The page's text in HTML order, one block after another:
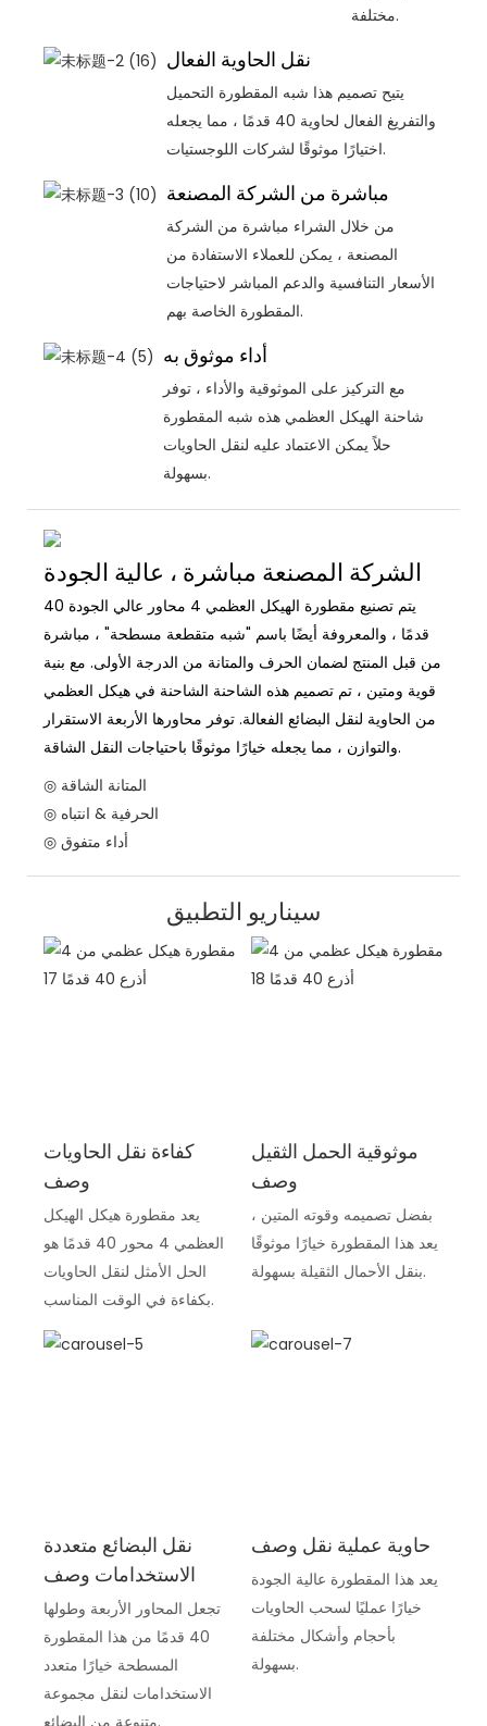
مختلفة.
نقل الحاوية الفعال
يتيح تصميم هذا شبه المقطورة التحميل
والتفريغ الفعال لحاوية 40 قدمًا ، مما يجعله
اختيارًا موثوقًا لشركات اللوجستيات.
مباشرة من الشركة المصنعة
من خلال الشراء مباشرة من الشركة
المصنعة ، يمكن للعملاء الاستفادة من
الأسعار التنافسية والدعم المباشر لاحتياجات
المقطورة الخاصة بهم.
أداء موثوق به
مع التركيز على الموثوقية والأداء ، توفر
شاحنة الهيكل العظمي هذه شبه المقطورة
حلاً يمكن الاعتماد عليه لنقل الحاويات
بسهولة.
الشركة المصنعة مباشرة ، عالية الجودة
يتم تصنيع مقطورة الهيكل العظمي 4 محاور عالي الجودة 40
قدمًا ، والمعروفة أيضًا باسم "شبه متقطعة مسطحة" ، مباشرة
من قبل المنتج لضمان الحرف والمتانة من الدرجة الأولى. مع بنية
قوية ومتين ، تم تصميم هذه الشاحنة الشاحنة في هيكل العظمي
من الحاوية لنقل البضائع الفعالة. توفر محاورها الأربعة الاستقرار
والتوازن ، مما يجعله خيارًا موثوقًا باحتياجات النقل الشاقة.
◎ المتانة الشاقة
◎ الحرفية & انتباه
◎ أداء متفوق
سيناريو التطبيق
كفاءة نقل الحاويات
وصف
يعد مقطورة هيكل الهيكل
العظمي 4 محور 40 قدمًا هو
الحل الأمثل لنقل الحاويات
بكفاءة في الوقت المناسب.
موثوقية الحمل الثقيل
وصف
بفضل تصميمه وقوته المتين ،
يعد هذا المقطورة خيارًا موثوقًا
بنقل الأحمال الثقيلة بسهولة.
نقل البضائع متعددة
الاستخدامات وصف
تجعل المحاور الأربعة وطولها
40 قدمًا من هذا المقطورة
المسطحة خيارًا متعدد
الاستخدامات لنقل مجموعة
متنوعة من البضائع.
حاوية عملية نقل وصف
يعد هذا المقطورة عالية الجودة
خيارًا عمليًا لسحب الحاويات
بأحجام وأشكال مختلفة
بسهولة.